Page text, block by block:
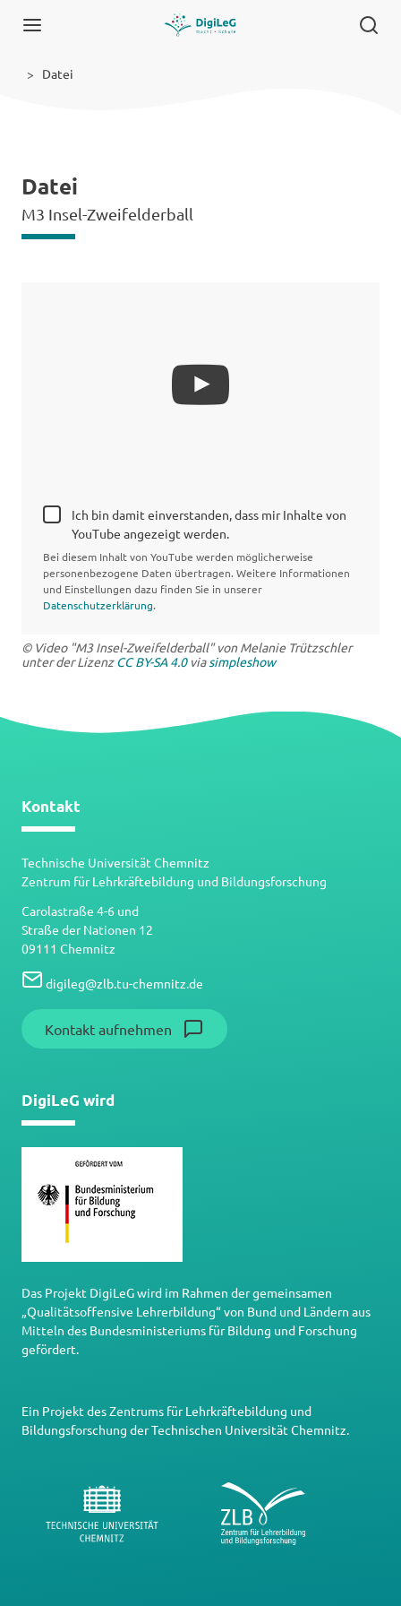
Datei
Datei
M3 Insel-Zweifelderball
Ich bin damit einverstanden, dass mir Inhalte von
YouTube angezeigt werden.
Bei diesem Inhalt von YouTube werden möglicherweise
personenbezogene Daten übertragen. Weitere Informationen
und Einstellungen dazu finden Sie in unserer
Datenschutzerklärung.
© Video "M3 Insel-Zweifelderball" von Melanie Trützschler
unter der LizenzCC BY-SA 4.0viasimpleshow
Kontakt
Technische Universität Chemnitz
Zentrum für Lehrkräftebildung und Bildungsforschung
Carolastraße 4-6 und
Straße der Nationen 12
09111 Chemnitz
digileg@zlb.tu-chemnitz.de
Kontakt aufnehmen
DigiLeG wird
Das Projekt DigiLeG wird im Rahmen der gemeinsamen
„Qualitätsoffensive Lehrerbildung“ von Bund und Ländern aus
Mitteln des Bundesministeriums für Bildung und Forschung
gefördert.
Ein Projekt desZentrums für Lehrkräftebildung und
Bildungsforschung derTechnischen Universität Chemnitz.